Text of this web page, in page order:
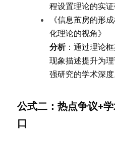
程设置理论的实证
《信息茧房的形
化理论的视角》
分析：通过理论
现象描述提升为
强研究的学术深度
公式二：热点争议+
口